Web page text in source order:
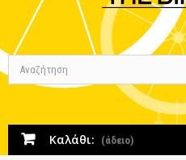
Καλάθι: (άδειο)